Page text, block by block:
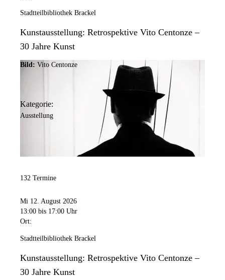
Stadtteilbibliothek Brackel
Kunstausstellung: Retrospektive Vito Centonze –
30 Jahre Kunst
Bild: Vito Centonze
Kategorie:
Ausstellung
132 Termine
Mi 12. August 2026
13:00 bis 17:00 Uhr
Ort:
Stadtteilbibliothek Brackel
Kunstausstellung: Retrospektive Vito Centonze –
30 Jahre Kunst